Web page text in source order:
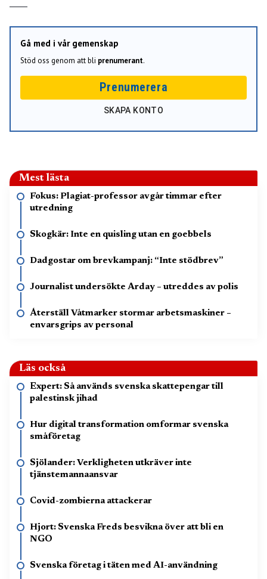
Gå med i vår gemenskap
Stöd oss genom att bli prenumerant.
Prenumerera
SKAPA KONTO
Mest lästa
Fokus: Plagiat-professor avgår timmar efter
utredning
Skogkär: Inte en quisling utan en goebbels
Dadgostar om brevkampanj: “Inte stödbrev”
Journalist undersökte Arday – utreddes av polis
Återställ Våtmarker stormar arbetsmaskiner –
envarsgrips av personal
Läs också
Expert: Så används svenska skattepengar till
palestinsk jihad
Hur digital transformation omformar svenska
småföretag
Sjölander: Verkligheten utkräver inte
tjänstemannaansvar
Covid-zombierna attackerar
Hjort: Svenska Freds besvikna över att bli en
NGO
Svenska företag i täten med AI-användning